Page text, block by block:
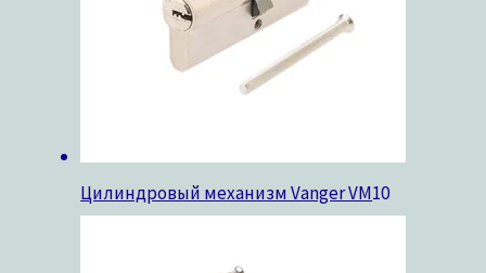
Цилиндровый механизм Vanger VM10